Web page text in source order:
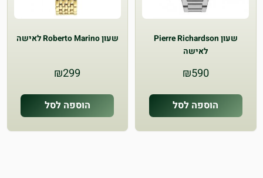
שעון Pierre Richardson
לאישה
₪590
הוספה לסל
שעון Roberto Marino לאישה
₪299
הוספה לסל